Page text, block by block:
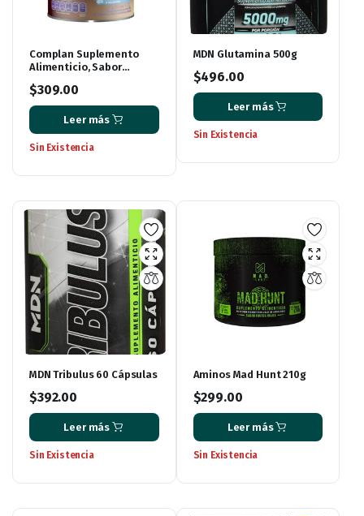
Complan Suplemento
Alimenticio, Sabor
$309.00
Leer más
Sin Existencia
MDN Glutamina 500g
$496.00
Leer más
Sin Existencia
MDN Tribulus 60 Cápsulas
$392.00
Leer más
Sin Existencia
Aminos Mad Hunt 210g
$299.00
Leer más
Sin Existencia